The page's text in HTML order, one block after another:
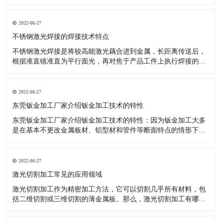
许多厂商的青睐。降低了投入耗费、操作更轻轻松松。 大家知
道，因为工业品十分
2022-06-27
不锈钢激光焊接的焊接技术特点
不锈钢激光焊接是将较高能激光藕合进到金属，长距离传送后，
根据准直镜准直为平行面光，再对焦于产品工件上执行焊接的一
间和动能上的分光，能开展多光束与此同时加工，为更高精度的
焊接给予了标准。
2022-06-27
东莞钣金加工厂家介绍钣金加工技术的特性
东莞钣金加工厂家介绍钣金加工技术的特性：因为钣金加工大多
是在基本不更改金属板材、铝型材和管件等断面特点的情形下，
以做成各种不一样样子、规格及特性的商品，且制造的钢结构商
品有着较高的強度和刚
2022-06-27
激光切割加工常见的应用领域
激光切割加工作为精密加工方法，它可以切割几乎所有材料，包
括二维切割或三维切割的薄金属板。那么，激光切割加工有哪些